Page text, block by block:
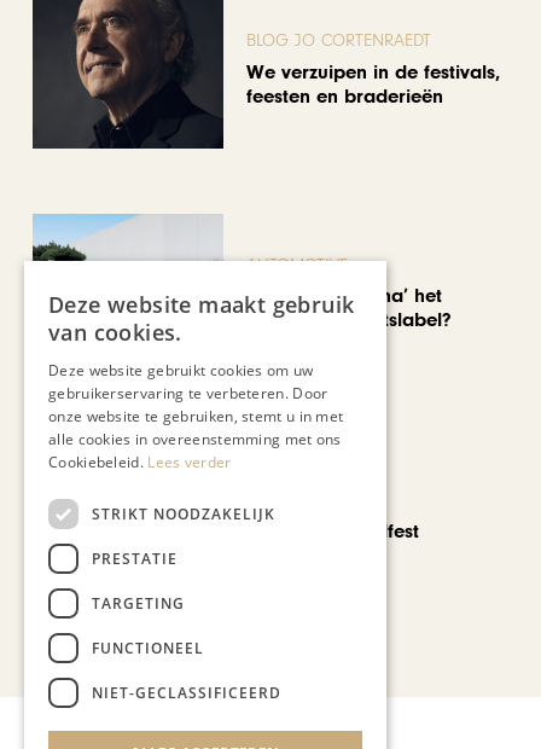
BLOG JO CORTENRAEDT
We verzuipen in de festivals,
feesten en braderieën
AUTOMOTIVE
Is ‘Made in China’ het
nieuwe kwaliteitslabel?
Noorbeek Foodfest
Bekijk alle artikelen
Deze website maakt gebruik
van cookies.
Deze website gebruikt cookies om uw
gebruikerservaring te verbeteren. Door
onze website te gebruiken, stemt u in met
alle cookies in overeenstemming met ons
Cookiebeleid. Lees verder
STRIKT NOODZAKELIJK
PRESTATIE
TARGETING
FUNCTIONEEL
NIET-GECLASSIFICEERD